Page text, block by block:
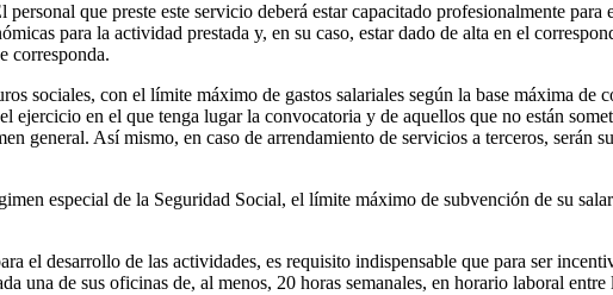
que preste este servicio deberá estar capacitado profesionalmente
para la actividad prestada y, en su caso, estar dado de alta en el
corresponda.
sociales, con el límite máximo de gastos salariales según la base máxima de
ejercicio en el que tenga lugar la convocatoria y de aquellos que no están
general. Así mismo, en caso de arrendamiento de servicios a terceros, serán
especial de la Seguridad Social, el límite máximo de subvención de su
el desarrollo de las actividades, es requisito indispensable que para ser
una de sus oficinas de, al menos, 20 horas semanales, en horario laboral